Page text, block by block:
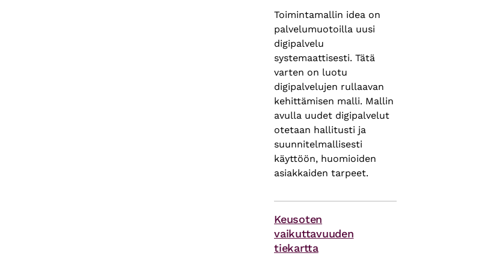
Toimintamallin idea on
palvelumuotoilla uusi
digipalvelu
systemaattisesti. Tätä
varten on luotu
digipalvelujen rullaavan
kehittämisen malli. Mallin
avulla uudet digipalvelut
otetaan hallitusti ja
suunnitelmallisesti
käyttöön, huomioiden
asiakkaiden tarpeet.
Keusoten
vaikuttavuuden
tiekartta